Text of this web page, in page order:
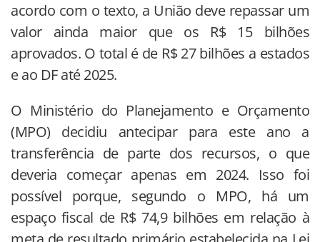
acordo com o texto, a União deve repassar um
valor ainda maior que os R$ 15 bilhões
aprovados. O total é de R$ 27 bilhões a estados
e ao DF até 2025.
O Ministério do Planejamento e Orçamento
(MPO) decidiu antecipar para este ano a
transferência de parte dos recursos, o que
deveria começar apenas em 2024. Isso foi
possível porque, segundo o MPO, há um
espaço fiscal de R$ 74,9 bilhões em relação à